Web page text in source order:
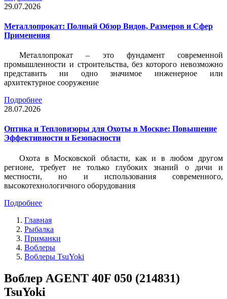
29.07.2026
Металлопрокат: Полный Обзор Видов, Размеров и Сфер
Применения
Металлопрокат – это фундамент современной
промышленности и строительства, без которого невозможно
представить ни одно значимое инженерное или
архитектурное сооружение
Подробнее
28.07.2026
Оптика и Тепловизоры для Охоты в Москве: Повышение
Эффективности и Безопасности
Охота в Московской области, как и в любом другом
регионе, требует не только глубоких знаний о дичи и
местности, но и использования современного,
высокотехнологичного оборудования
Подробнее
Главная
Рыбалка
Приманки
Воблеры
Воблеры TsuYoki
Воблер AGENT 40F 050 (214831)
TsuYoki